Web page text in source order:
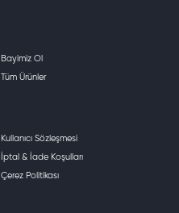
Bayimiz Ol
Tüm Ürünler
Kullanıcı Sözleşmesi
İptal & İade Koşulları
Çerez Politikası